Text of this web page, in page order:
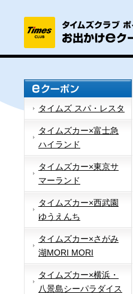
タイムズ スパ・レスタ
タイムズカー×富士急
ハイランド
タイムズカー×東京サ
マーランド
タイムズカー×西武園
ゆうえんち
タイムズカー×さがみ
湖MORI MORI
タイムズカー×横浜・
八景島シーパラダイス